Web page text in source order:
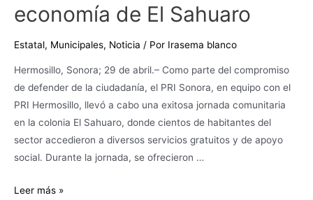
economía de El Sahuaro
Estatal, Municipales, Noticia / Por Irasema blanco
Hermosillo, Sonora; 29 de abril.– Como parte del compromiso
de defender de la ciudadanía, el PRI Sonora, en equipo con el
PRI Hermosillo, llevó a cabo una exitosa jornada comunitaria
en la colonia El Sahuaro, donde cientos de habitantes del
sector accedieron a diversos servicios gratuitos y de apoyo
social. Durante la jornada, se ofrecieron …
Leer más »